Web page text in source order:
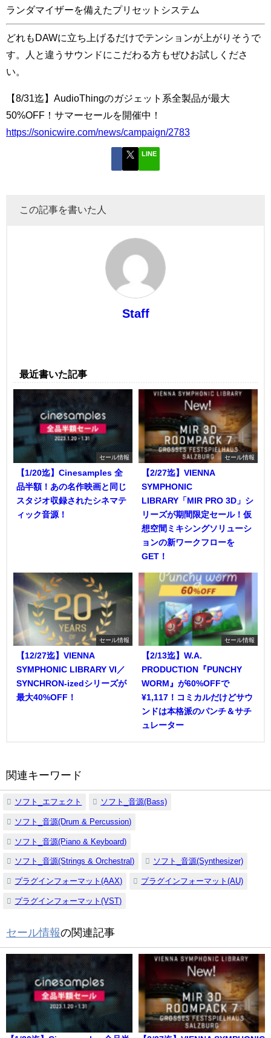
ランダマイザーを備えたプリセットシステム
どれもDAWに立ち上げるだけでテンションが上がりそうで
す。人と違うサウンドにこだわる方もぜひお試しくださ
い。
【8/31迄】AudioThingのガジェット系全製品が最大
50%OFF！サマーセールを開催中！
https://sonicwire.com/news/campaign/2783
LINE
この記事を書いた人
Staff
最近書いた記事
セール情報
【1/20迄】Cinesamples 全
品半額！あの名作映画と同じ
スタジオ収録されたシネマテ
ィック音源！
セール情報
【2/27迄】VIENNA
SYMPHONIC
LIBRARY「MIR PRO 3D」シ
リーズが期間限定セール！仮
想空間ミキシングソリューシ
ョンの新ワークフローを
GET！
セール情報
【12/27迄】VIENNA
SYMPHONIC LIBRARY VI／
SYNCHRON-izedシリーズが
最大40%OFF！
セール情報
【2/13迄】W.A.
PRODUCTION『PUNCHY
WORM』が60%OFFで
¥1,117！コミカルだけどサウ
ンドは本格派のパンチ＆サチ
ュレーター
関連キーワード
ソフト_エフェクト ソフト_音源(Bass)
ソフト_音源(Drum & Percussion)
ソフト_音源(Piano & Keyboard)
ソフト_音源(Strings & Orchestral) ソフト_音源(Synthesizer)
プラグインフォーマット(AAX) プラグインフォーマット(AU)
プラグインフォーマット(VST)
セール情報の関連記事